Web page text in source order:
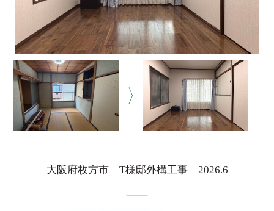
大阪府枚方市 T様邸外構工事 2026.6